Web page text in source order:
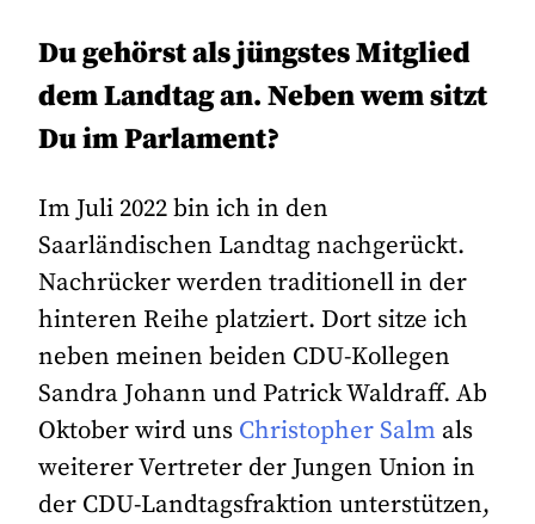
Du gehörst als jüngstes Mitglied
dem Landtag an. Neben wem sitzt
Du im Parlament?
Im Juli 2022 bin ich in den
Saarländischen Landtag nachgerückt.
Nachrücker werden traditionell in der
hinteren Reihe platziert. Dort sitze ich
neben meinen beiden CDU-Kollegen
Sandra Johann und Patrick Waldraff. Ab
Oktober wird uns Christopher Salm als
weiterer Vertreter der Jungen Union in
der CDU-Landtagsfraktion unterstützen,